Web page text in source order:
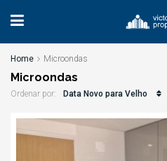
Home Microondas
Microondas
Ordenar por: Data Novo para Velho